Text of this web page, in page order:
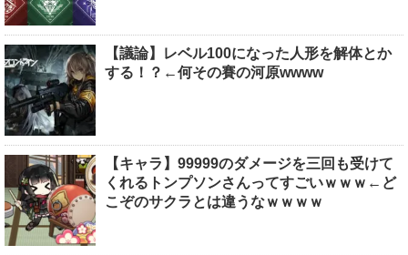
【議論】レベル100になった人形を解体とか
する！？←何その賽の河原wwww
【キャラ】99999のダメージを三回も受けて
くれるトンプソンさんってすごいｗｗｗ←ど
こぞのサクラとは違うなｗｗｗｗ